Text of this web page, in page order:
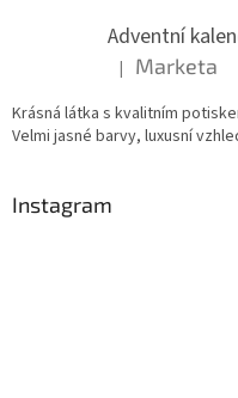
Hodnocení
| Marketa
Krásná látka s kvalitním
Velmi jasné barvy, luxusní
Instagram